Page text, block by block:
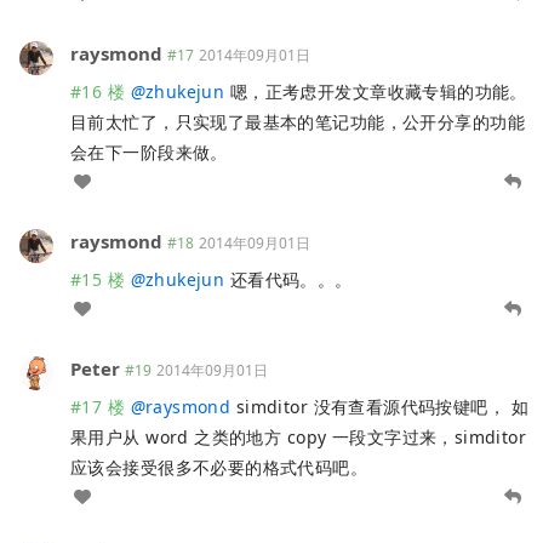
raysmond #17 2014年09月01日
#16 楼 @zhukejun 嗯，正考虑开发文章收藏专辑的功能。
目前太忙了，只实现了最基本的笔记功能，公开分享的功能
会在下一阶段来做。
raysmond #18 2014年09月01日
#15 楼 @zhukejun 还看代码。。。
Peter #19 2014年09月01日
#17 楼 @raysmond simditor 没有查看源代码按键吧， 如
果用户从 word 之类的地方 copy 一段文字过来，simditor
应该会接受很多不必要的格式代码吧。